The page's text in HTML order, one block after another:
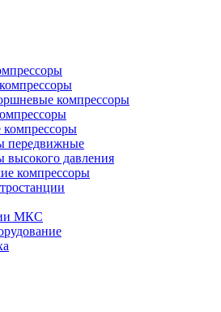
компрессоры
компрессоры
передвижные
высокого давления
компрессоры
МКС